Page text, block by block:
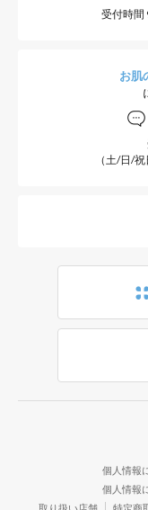
加
＆
留め
シ
ーク
効
受付時間
お肌
（土/日/
個人情報
個人情報
取り扱い店舗
特定商